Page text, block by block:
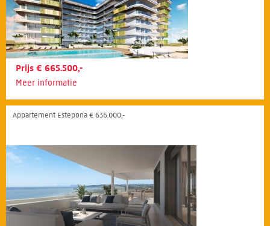
Prijs € 665.500,-
Meer informatie
Appartement Estepona € 636.000,-